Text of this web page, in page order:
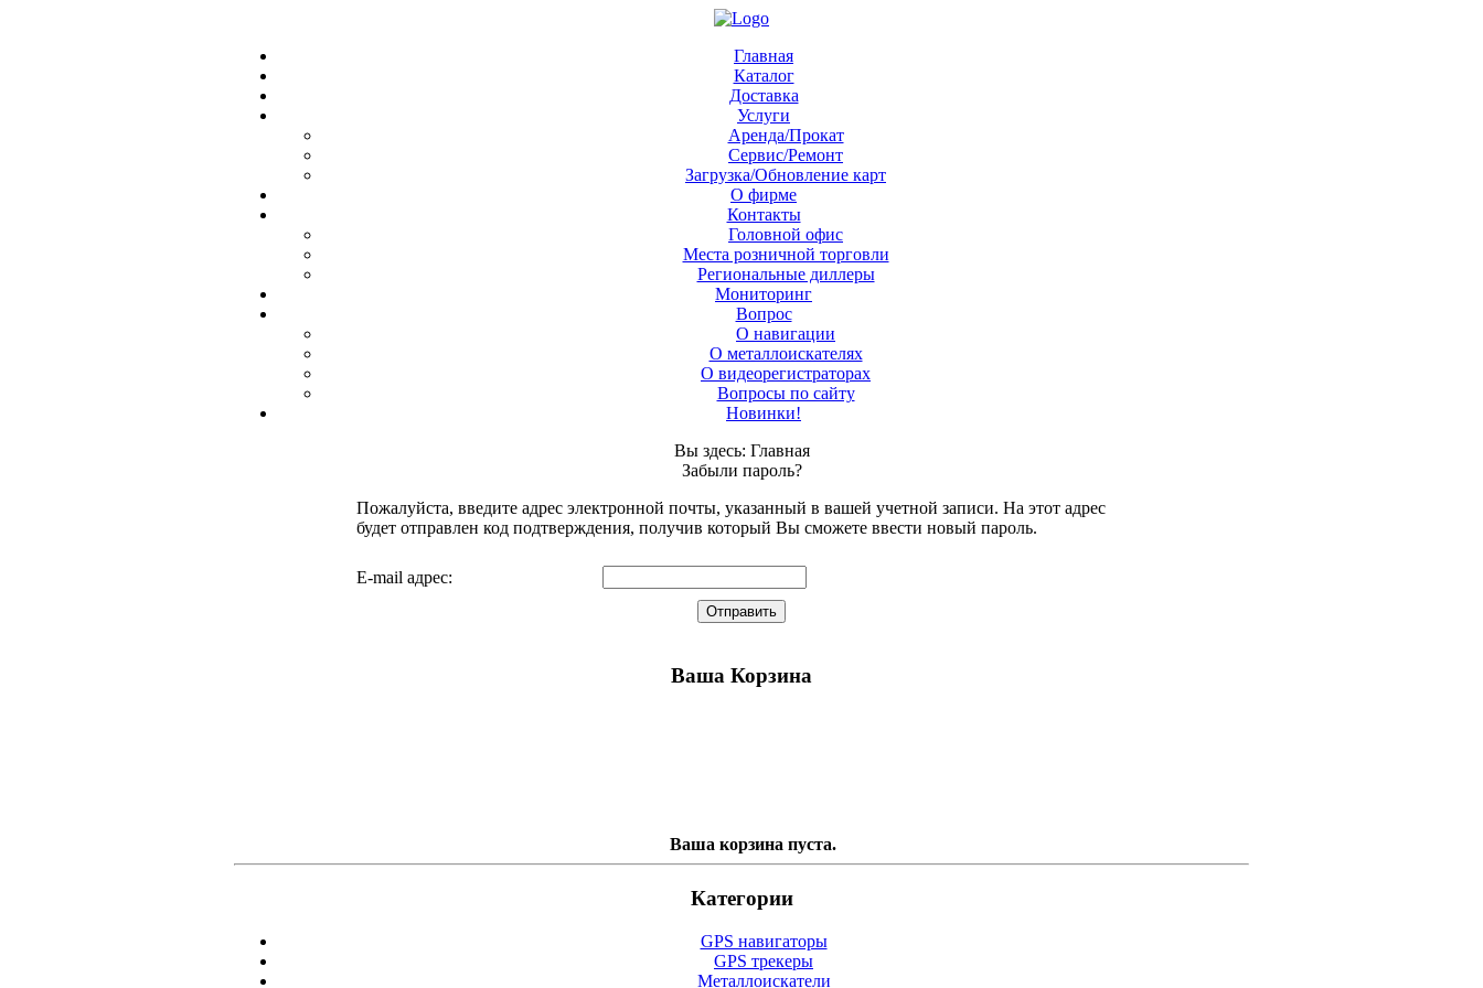
Главная
Каталог
Доставка
Услуги
Аренда/Прокат
Сервис/Ремонт
Загрузка/Обновление карт
О фирме
Контакты
Головной офис
Места розничной торговли
Региональные диллеры
Мониторинг
Вопрос
О навигации
О металлоискателях
О видеорегистраторах
Вопросы по сайту
Новинки!
Вы здесь: Главная
Забыли пароль?
Пожалуйста, введите адрес электронной почты, указанный в вашей учетной записи. На этот адрес
будет отправлен код подтверждения, получив который Вы сможете ввести новый пароль.
E-mail адрес:
Отправить
Ваша Корзина
Ваша корзина пуста.
Категории
GPS навигаторы
GPS трекеры
Металлоискатели